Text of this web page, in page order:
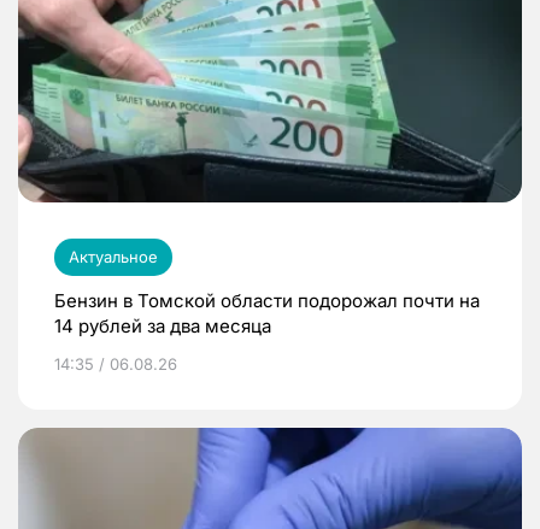
Актуальное
Бензин в Томской области подорожал почти на
14 рублей за два месяца
14:35 / 06.08.26